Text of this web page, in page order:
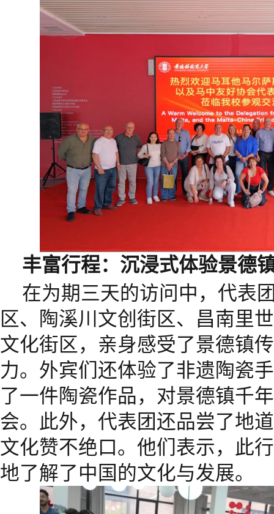
丰富行程：沉浸式体验景德
在为期三天的访问中，代表
区、陶溪川文创街区、昌南里
文化街区，亲身感受了景德镇
力。外宾们还体验了非遗陶瓷
了一件陶瓷作品，对景德镇千
会。此外，代表团还品尝了地
文化赞不绝口。他们表示，此
地了解了中国的文化与发展。